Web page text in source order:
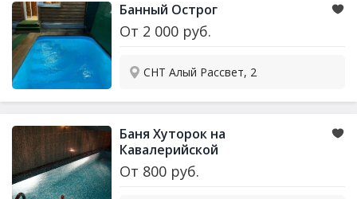
Банный Острог
От 2 000 руб.
СНТ Алый Рассвет, 2
Баня Хуторок на
Кавалерийской
От 800 руб.